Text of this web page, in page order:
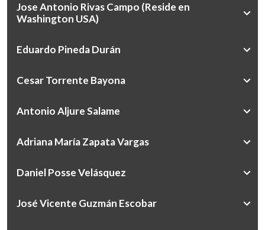
Jose Antonio Rivas Campo (Reside en
Washington USA)
Eduardo Pineda Durán
Cesar Torrente Bayona
Antonio Aljure Salame
Adriana María Zapata Vargas
Daniel Posse Velásquez
José Vicente Guzmán Escobar